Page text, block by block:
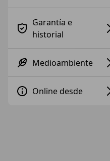
Garantía e
historial
Medioambiente
Online desde